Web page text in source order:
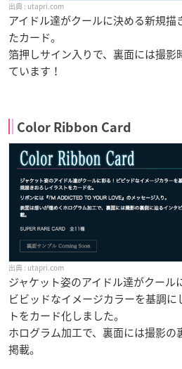
utapri.com
アイドル達がクールに決める新規
たカード。
箔押しサイン入りで、裏面には撮
ています！
Color Ribbon Card
utapri.com
ジャケット姿のアイドル達がクール
ビビッドなイメージカラーを基調
トをカード化しました。
ホログラム加工で、裏面には撮影の
掲載。